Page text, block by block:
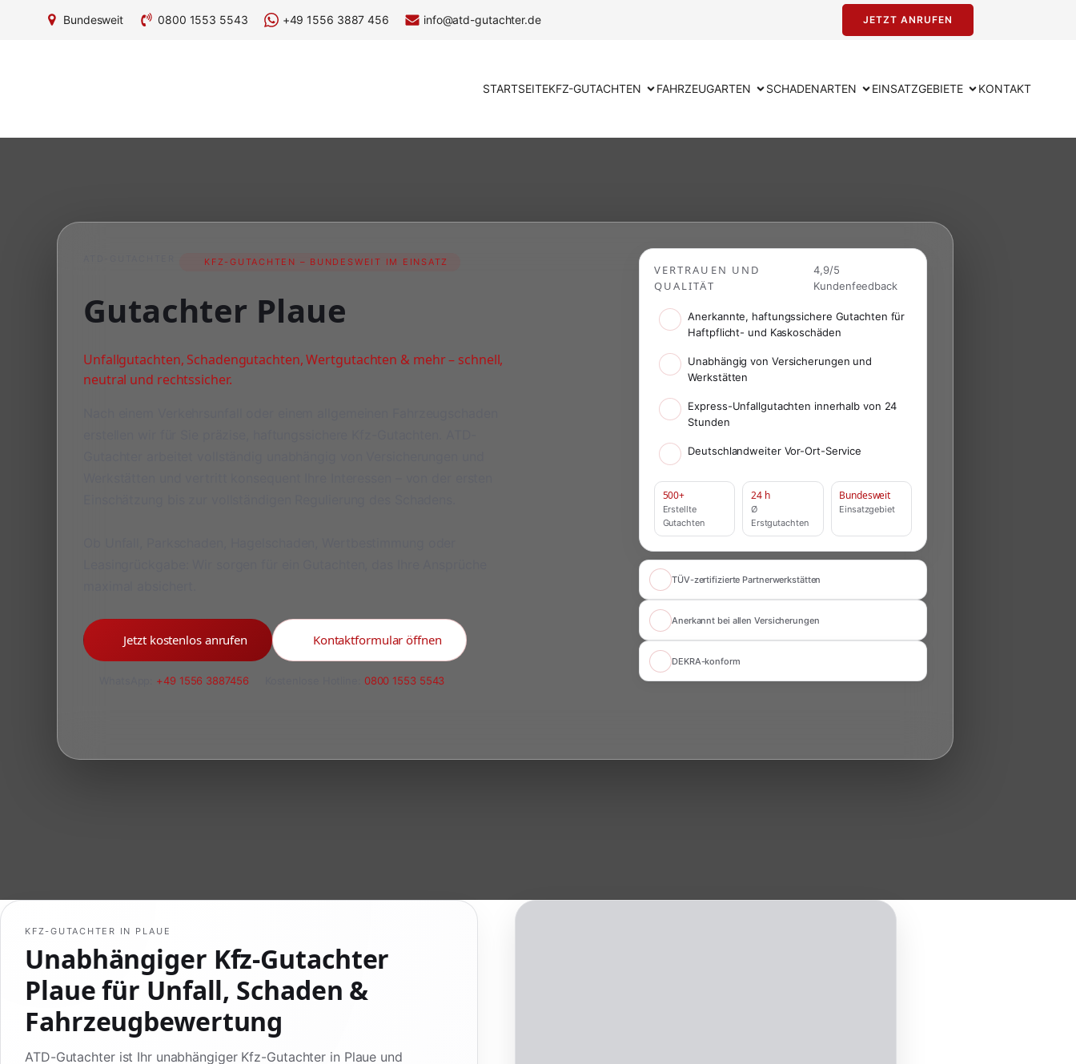
Bundesweit 0800 1553 5543 +49 1556 3887 456 info@atd-gutachter.de JETZT ANRUFEN
STARTSEITEKFZ-GUTACHTEN FAHRZEUGARTEN SCHADENARTEN EINSATZGEBIETE KONTAKT
KFZ-GUTACHTEN – BUNDESWEIT IM EINSATZ
Gutachter Plaue
Unfallgutachten, Schadengutachten, Wertgutachten & mehr – schnell,
neutral und rechtssicher.
Jetzt kostenlos anrufen Kontaktformular öffnen
+49 1556 3887456 0800 1553 5543
VERTRAUEN UND
QUALITÄT
4,9/5
Kundenfeedback
Anerkannte, haftungssichere Gutachten für
Haftpflicht- und Kaskoschäden
Unabhängig von Versicherungen und
Werkstätten
Express-Unfallgutachten innerhalb von 24
Stunden
Deutschlandweiter Vor-Ort-Service
500+
Erstellte
Gutachten
24 h
Ø
Erstgutachten
Bundesweit
Einsatzgebiet
TÜV-zertifizierte Partnerwerkstätten
Anerkannt bei allen Versicherungen
DEKRA-konform
KFZ-GUTACHTER IN PLAUE
Unabhängiger Kfz-Gutachter
Plaue für Unfall, Schaden &
Fahrzeugbewertung
ATD-Gutachter ist Ihr unabhängiger Kfz-Gutachter in Plaue und